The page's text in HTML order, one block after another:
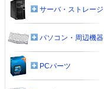
サーバ・ストレージ
パソコン・周辺機器
PCパーツ